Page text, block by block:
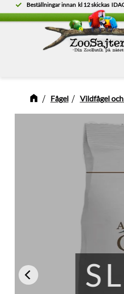
Beställningar innan kl 12skickas
Fågel Vildfågel